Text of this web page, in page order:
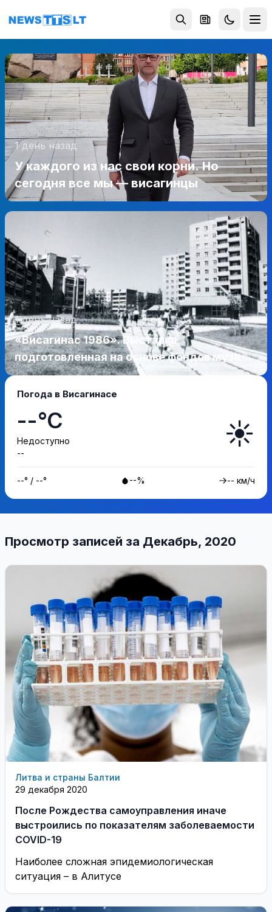
Перейти к содержимому
1 день назад
У каждого из нас свои корни. Но
сегодня все мы — висагинцы
1 день назад
«Висагинас 1986». Выставка,
подготовленная на основе фондов музея,
возвращает посетителей на 40 лет назад
Погода в Висагинасе
--°C
Недоступно
--
☀️
--° / --° --% -- км/ч
Просмотр записей за Декабрь, 2020
Литва и страны Балтии
29 декабря 2020
После Рождества самоуправления иначе
выстроились по показателям заболеваемости
COVID-19
Наиболее сложная эпидемиологическая
ситуация – в Алитусе